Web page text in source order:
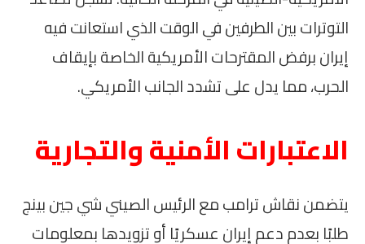
التوترات بين الطرفين في الوقت الذي استعانت فيه
إيران برفض المقترحات الأمريكية الخاصة بإيقاف
الحرب، مما يدل على تشدد الجانب الأمريكي.
الاعتبارات الأمنية والتجارية
يتضمن نقاش ترامب مع الرئيس الصيني شي جين بينج
طلبًا بعدم دعم إيران عسكريًا أو تزويدها بمعلومات